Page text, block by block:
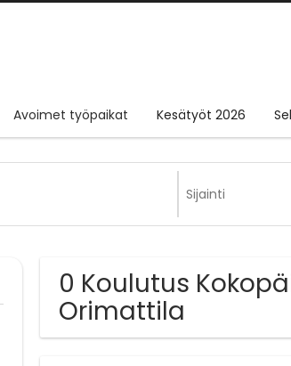
Avoimet työpaikat Kesätyöt 2026
0 Koulutus
Orimattila